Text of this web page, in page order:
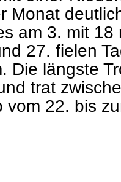
Monat
am 3. mit
27. fielen
Die längste
trat
22. bis